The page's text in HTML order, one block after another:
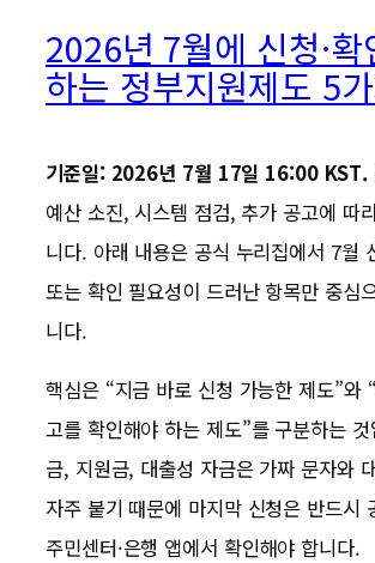
2026년 7월에 신청·확
하는 정부지원제도 5
기준일: 2026년 7월 17일 16:00 KST.
예산 소진, 시스템 점검, 추가 공고에 따
니다. 아래 내용은 공식 누리집에서 7월
또는 확인 필요성이 드러난 항목만 중심
니다.
핵심은 “지금 바로 신청 가능한 제도”와
고를 확인해야 하는 제도”를 구분하는
금, 지원금, 대출성 자금은 가짜 문자와
자주 붙기 때문에 마지막 신청은 반드시
주민센터·은행 앱에서 확인해야 합니다.